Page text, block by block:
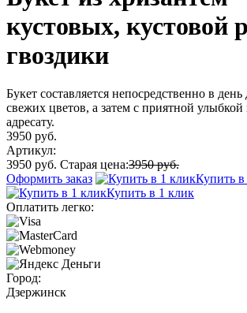
кустовых, кустовой
гвоздики
Букет составляется непосредственно в день
свежих цветов, а затем с приятной улыбкой
адресату.
3950 руб.
Артикул:
3950 руб. Старая цена:3950 руб.
Оформить заказ
Купить
Купить в 1 клик
Оплатить легко:
Город:
Дзержинск